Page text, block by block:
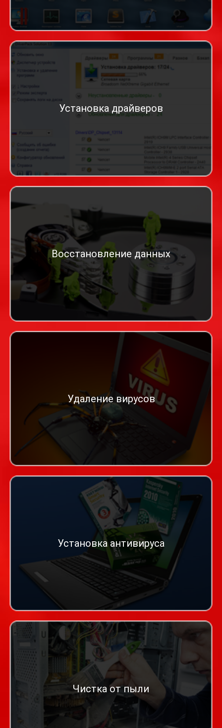
Установка драйверов
Восстановление данных
Удаление вирусов
Установка антивируса
Чистка от пыли